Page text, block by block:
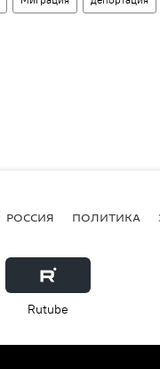
РОССИЯ ПОЛИТИКА
Rutube